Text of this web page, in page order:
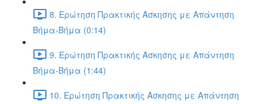
8. Ερώτηση Πρακτικής Άσκησης με Απάντηση
Βήμα-Βήμα (0:14)
9. Ερώτηση Πρακτικής Άσκησης με Απάντηση
Βήμα-Βήμα (1:44)
10. Ερώτηση Πρακτικής Άσκησης με Απάντηση